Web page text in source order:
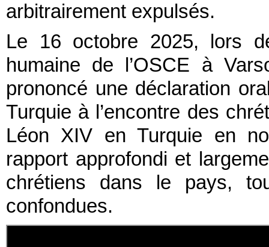
arbitrairement expulsés.
Le 16 octobre 2025, lors
humaine de l’OSCE à
prononcé une déclaration
Turquie à l’encontre des
Léon XIV en Turquie en
rapport approfondi et
chrétiens dans le pays,
confondues.